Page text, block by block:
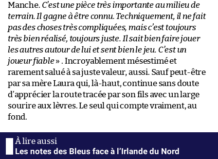
Manche. C’est une pièce très importante au milieu de
terrain. Il gagne à être connu. Techniquement, il ne fait
pas des choses très compliquées, mais c’est toujours
très bien réalisé, toujours juste. Il sait bien faire jouer
les autres autour de lui et sent bien le jeu. C’est un
joueur fiable» . Incroyablement mésestimé et
rarement salué à sa juste valeur, aussi. Sauf peut-être
par sa mère Laura qui, là-haut, continue sans doute
d’apprécier la route tracée par son fils avec un large
sourire aux lèvres. Le seul qui compte vraiment, au
fond.
Les notes des Bleus face à l’Irlande du Nord